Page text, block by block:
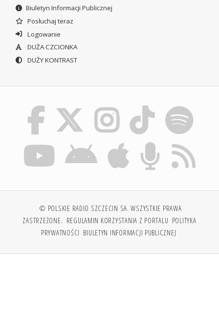
Biuletyn Informacji Publicznej
Posłuchaj teraz
Logowanie
DUŻA CZCIONKA
DUŻY KONTRAST
© POLSKIE RADIO SZCZECIN SA. WSZYSTKIE PRAWA
ZASTRZEŻONE. REGULAMIN KORZYSTANIA Z PORTALU POLITYKA
PRYWATNOŚCI BIULETYN INFORMACJI PUBLICZNEJ